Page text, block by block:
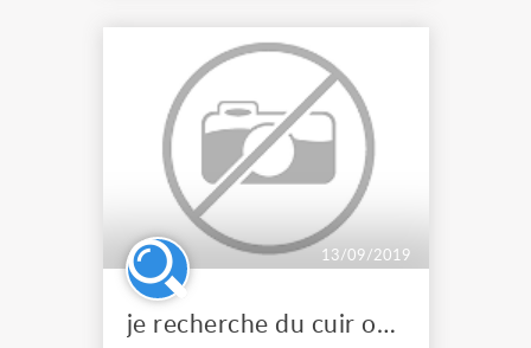
13/09/2019
je recherche du cuir ou chutes de cuir ou autres articles en cuir